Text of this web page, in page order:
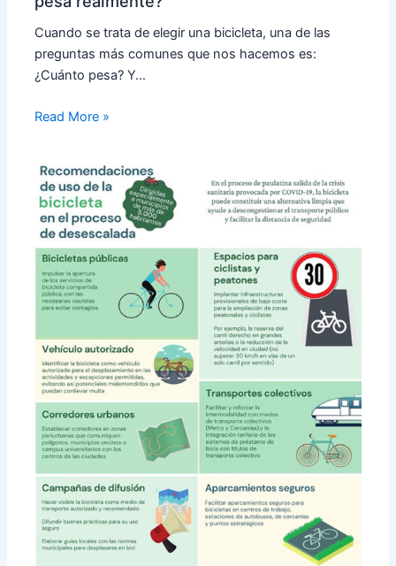
Cuando se trata de elegir una bicicleta, una de las
preguntas más comunes que nos hacemos es:
¿Cuánto pesa? Y…
Read More »